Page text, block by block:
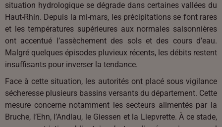
situation hydrologique se dégrade dans certaines vallées du
Haut-Rhin. Depuis la mi-mars, les précipitations se font rares
et les températures supérieures aux normales saisonnières
ont accentué l’assèchement des sols et des cours d’eau.
Malgré quelques épisodes pluvieux récents, les débits restent
insuffisants pour inverser la tendance.
Face à cette situation, les autorités ont placé sous vigilance
sécheresse plusieurs bassins versants du département. Cette
mesure concerne notamment les secteurs alimentés par la
Bruche, l’Ehn, l’Andlau, le Giessen et la Liepvrette. À ce stade,